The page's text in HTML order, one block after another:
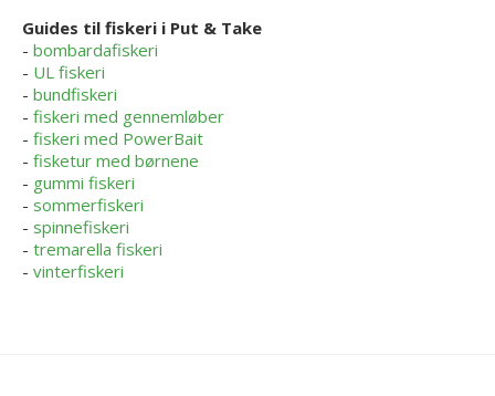
Guides til fiskeri i Put & Take
- bombardafiskeri
- UL fiskeri
- bundfiskeri
- fiskeri med gennemløber
- fiskeri med PowerBait
- fisketur med børnene
- gummi fiskeri
- sommerfiskeri
- spinnefiskeri
- tremarella fiskeri
- vinterfiskeri